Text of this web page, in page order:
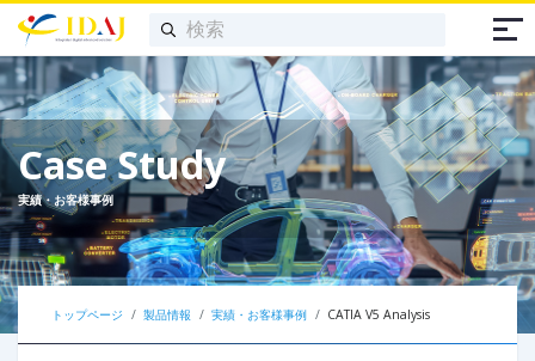
Case Study
実績・お客様事例
トップページ 製品情報 実績・お客様事例 CATIA V5 Analysis